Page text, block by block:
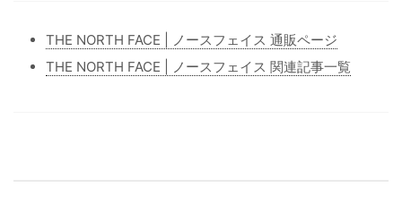
THE NORTH FACE | ノースフェイス 通販ページ
THE NORTH FACE | ノースフェイス 関連記事一覧